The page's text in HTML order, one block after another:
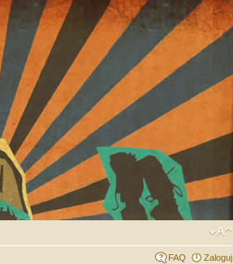
FAQ Zaloguj